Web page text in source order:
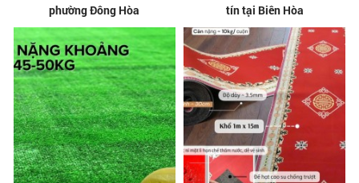
phường Đông Hòa
tín tại Biên Hòa